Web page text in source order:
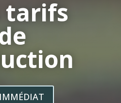
tarifs